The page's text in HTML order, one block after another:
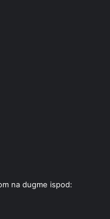
na dugme ispod: